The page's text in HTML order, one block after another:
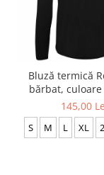
Bluză termică
bărbat, culoare
material tehnic
145,00
S M L XL